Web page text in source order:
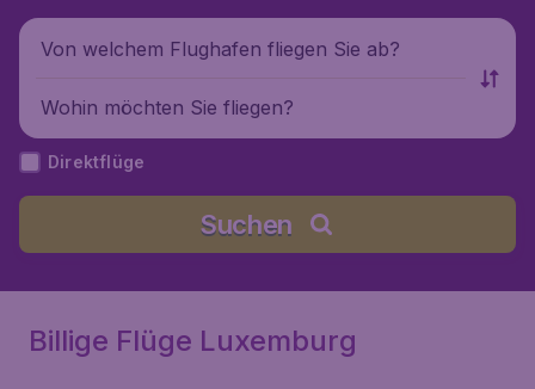
Von welchem Flughafen fliegen Sie ab?
Wohin möchten Sie fliegen?
Direktflüge
Suchen
Billige Flüge Luxemburg